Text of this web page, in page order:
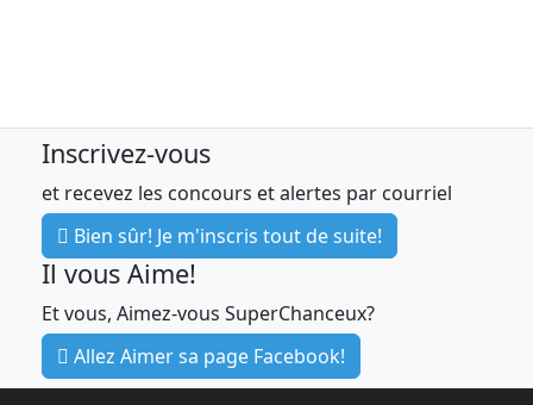
Inscrivez-vous
et recevez les concours et alertes par courriel
Bien sûr! Je m'inscris tout de suite!
Il vous Aime!
Et vous, Aimez-vous SuperChanceux?
Allez Aimer sa page Facebook!